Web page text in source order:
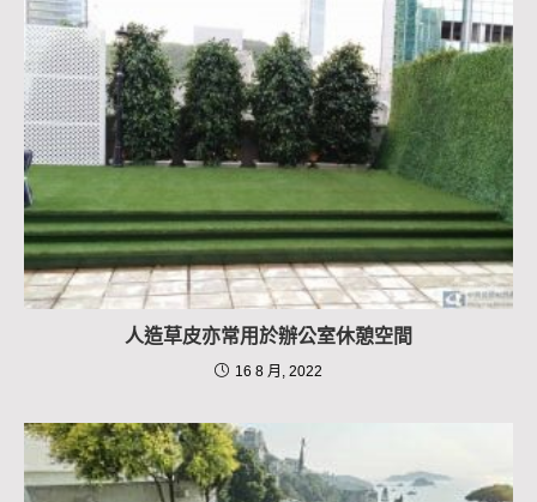
人造草皮亦常用於辦公室休憩空間
16 8 月, 2022